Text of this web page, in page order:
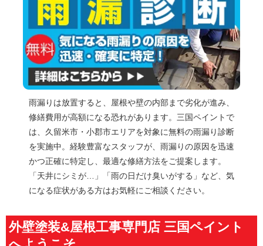
雨漏りは放置すると、屋根や壁の内部まで劣化が進み、
修繕費用が高額になる恐れがあります。三国ペイントで
は、久留米市・小郡市エリアを対象に無料の雨漏り診断
を実施中。経験豊富なスタッフが、雨漏りの原因を迅速
「天井にシミが…」「雨の日だけ臭いがする」など、気
になる症状がある方はお気軽にご相談ください。